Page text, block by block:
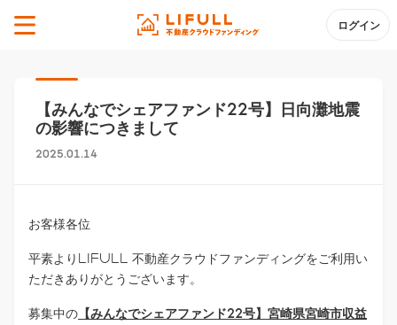
ログイン
【みんなでシェアファンド22号】日向灘地震
の影響につきまして
2025.01.14
お客様各位
平素よりLIFULL 不動産クラウドファンディングをご利用い
ただきありがとうございます。
募集中の 【みんなでシェアファンド22号】宮崎県宮崎市収益